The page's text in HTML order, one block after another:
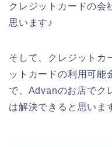
クレジットカードの会
思います♪
そして、クレジットカ
ットカードの利用可能
で、Advanのお店でク
は解決できると思いま